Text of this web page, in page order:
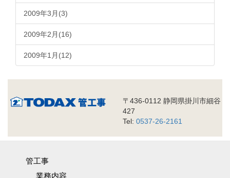
2009年3月(3)
2009年2月(16)
2009年1月(12)
〒436-0112 静岡県掛川市細谷
427
Tel: 0537-26-2161
管工事
業務内容